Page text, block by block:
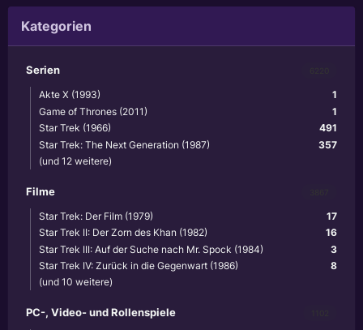
Kategorien
Serien
1
Akte X (1993)
1
Game of Thrones (2011)
491
Star Trek (1966)
357
Star Trek: The Next Generation (1987)
(und 12 weitere)
Filme
17
Star Trek: Der Film (1979)
16
Star Trek II: Der Zorn des Khan (1982)
3
Star Trek III: Auf der Suche nach Mr. Spock (1984)
8
Star Trek IV: Zurück in die Gegenwart (1986)
(und 10 weitere)
PC-, Video- und Rollenspiele